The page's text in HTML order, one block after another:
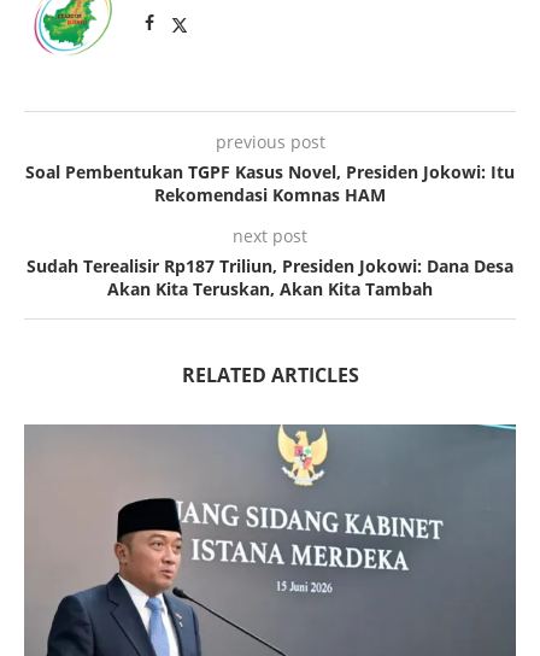
previous post
Soal Pembentukan TGPF Kasus Novel, Presiden Jokowi: Itu
Rekomendasi Komnas HAM
next post
Sudah Terealisir Rp187 Triliun, Presiden Jokowi: Dana Desa
Akan Kita Teruskan, Akan Kita Tambah
RELATED ARTICLES